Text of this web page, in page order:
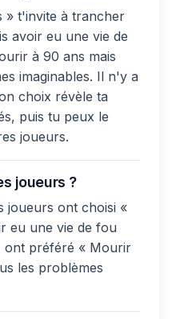
» t'invite à trancher
avoir eu une vie de
à 90 ans mais
imaginables. Il n'y a
choix révèle ta
puis tu peux le
joueurs.
joueurs ?
joueurs ont choisi «
eu une vie de fou
ont préféré « Mourir
les problèmes